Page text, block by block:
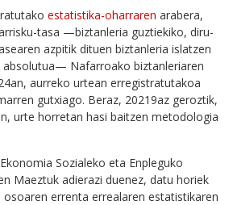
estatistika-oharraren arabera,
tasa —biztanleria guztiekiko, diru-
azpitik dituen biztanleria islatzen
absolutua— Nafarroako biztanleriaren
aurreko urtean erregistratutakoa
gutxiago. Beraz, 20219az geroztik,
urte horretan hasi baitzen metodologia
Sozialeko eta Enpleguko
Maeztuk adierazi duenez, datu horiek
errenta errealaren estatistikaren